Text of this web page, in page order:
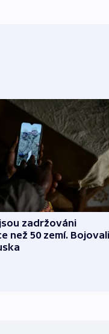
zadržováni
než 50 zemí. Bojovali